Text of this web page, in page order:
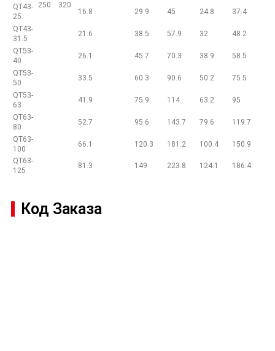
250 320
QT43-
25
16.8 29.9 45 24.8
37.4
QT43-
31.5
21.6 38.5 57.9 32
48.2
QT53-
40
26.1 45.7 70.3 38.9
58.5
QT53-
50
33.5 60.3 90.6 50.2
75.5
QT53-
63
41.9 75.9 114 63.2
95
QT63-
80
52.7 95.6 143.7 79.6
119.7
QT63-
100
66.1 120.3 181.2 100.4
150.9
QT63-
125
81.3 149 223.8 124.1 186.4
Код Заказа